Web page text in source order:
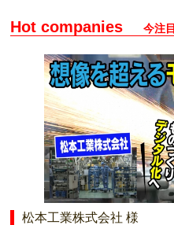
Hot companies 今注
松本工業株式会社 様